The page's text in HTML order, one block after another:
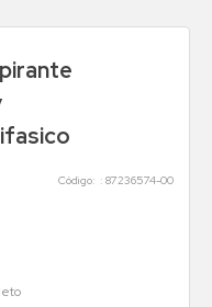
: 87236574-00